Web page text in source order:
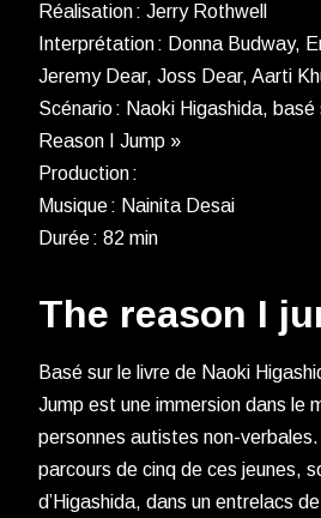
Réalisation : Jerry Rothwell
Interprétation : Donna Budway,
Jeremy Dear, Joss Dear, Aarti
Scénario : Naoki Higashida, basé
Reason I Jump »
Production :
Musique : Nainita Desai
Durée : 82 min
The reason I
Basé sur le livre de Naoki
Jump est une immersion dans le
personnes autistes non-
parcours de cinq de ces jeunes,
d’Higashida, dans un entrelacs